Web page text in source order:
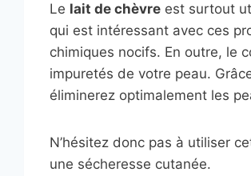
Le lait de chèvre est surtout
qui est intéressant avec ces
chimiques nocifs. En outre, le
impuretés de votre peau.
éliminerez optimalement les
N’hésitez donc pas à utiliser
une sécheresse cutanée.